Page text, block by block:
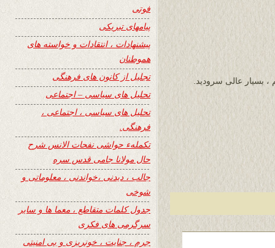
بسیار عالی سرودید.
فوتی
پیامهای تبریکی
پیشنهادات ، انتقادات و خواسته های
هموطنان
تجلیل از کانون های فرهنگی
تحلیل های سیاسی – اجتماعی
تحلیل های سیاسی ، اجتماعی ،
فرهنگی.
تکملهء حواشی نفحات الانس شرح
حال مولانا جامی قدس سره
جالب ، دیدنی ،خواندنی ، معلوماتی و
شوخی
جدول کلمات متقاطع ، معما ها و سایر
سرگرمی های فکری
جرم ، جنایت ، خونریزی و بی امنیتی